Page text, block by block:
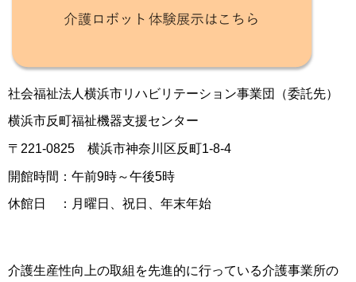
社会福祉法人横浜市リハビリテーション事業団（委託先）
横浜市反町福祉機器支援センター
〒221-0825 横浜市神奈川区反町1-8-4
開館時間：午前9時～午後5時
休館日 ：月曜日、祝日、年末年始
介護生産性向上の取組を先進的に行っている介護事業所の